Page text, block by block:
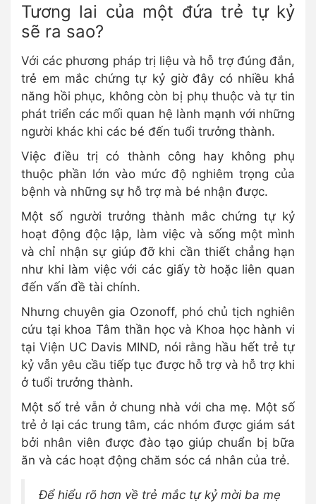
Tương lai của một đứa trẻ tự kỷ
sẽ ra sao?
Với các phương pháp trị liệu và hỗ trợ đúng đắn,
trẻ em mắc chứng tự kỷ giờ đây có nhiều khả
năng hồi phục, không còn bị phụ thuộc và tự tin
phát triển các mối quan hệ lành mạnh với những
người khác khi các bé đến tuổi trưởng thành.
Việc điều trị có thành công hay không phụ
thuộc phần lớn vào mức độ nghiêm trọng của
bệnh và những sự hỗ trợ mà bé nhận được.
Một số người trưởng thành mắc chứng tự kỷ
hoạt động độc lập, làm việc và sống một mình
và chỉ nhận sự giúp đỡ khi cần thiết chẳng hạn
như khi làm việc với các giấy tờ hoặc liên quan
đến vấn đề tài chính.
Nhưng chuyên gia Ozonoff, phó chủ tịch nghiên
cứu tại khoa Tâm thần học và Khoa học hành vi
tại Viện UC Davis MIND, nói rằng hầu hết trẻ tự
kỷ vẫn yêu cầu tiếp tục được hỗ trợ và hỗ trợ khi
ở tuổi trưởng thành.
Một số trẻ vẫn ở chung nhà với cha mẹ. Một số
trẻ ở lại các trung tâm, các nhóm được giám sát
bởi nhân viên được đào tạo giúp chuẩn bị bữa
ăn và các hoạt động chăm sóc cá nhân của trẻ.
Để hiểu rõ hơn về trẻ mắc tự kỷ mời ba mẹ